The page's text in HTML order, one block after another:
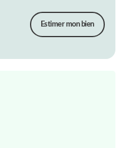
Estimer mon bien